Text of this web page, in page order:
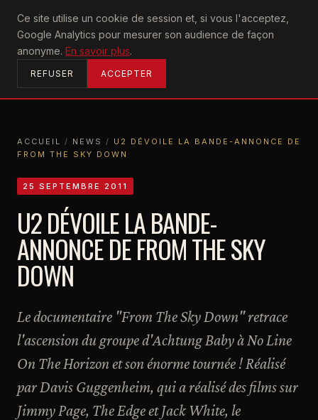
Ce site utilise un cookie de session et, si vous l'acceptez,
Google Analytics pour mesurer son audience de façon
anonyme. En savoir plus.
REFUSER ACCEPTER
U2achtung
ACCUEIL
ACCUEIL / NEWS / U2 DÉVOILE LA BANDE-ANNONCE DE
FROM THE SKY DOWN
25 SEPTEMBRE 2011
U2 DÉVOILE LA BANDE-
ANNONCE DE FROM THE SKY
DOWN
Le documentaire "From The Sky Down" retrace
l'ascension du groupe d'Achtung Baby à No Line
On The Horizon et son énorme tournée ! Réalisé
par Davis Guggenheim, qui a réalisé des films sur
Jimmy Page, The Edge et Jack White, le